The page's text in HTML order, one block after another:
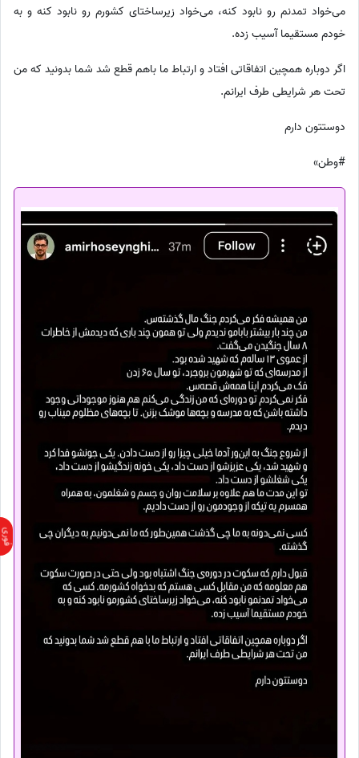
مى‌خواد تمدنم رو نابود کنه، مى‌خواد زیرساختاى کشورم رو نابود کنه و به
خودم مستقیما آسیب زده.
اگر دوباره همچین اتفاقاتى افتاد و ارتباط ما باهم قطع شد شما بدونید که من
تحت هر شرایطى طرف ایرانم.
دوستتون دارم
#وطن»